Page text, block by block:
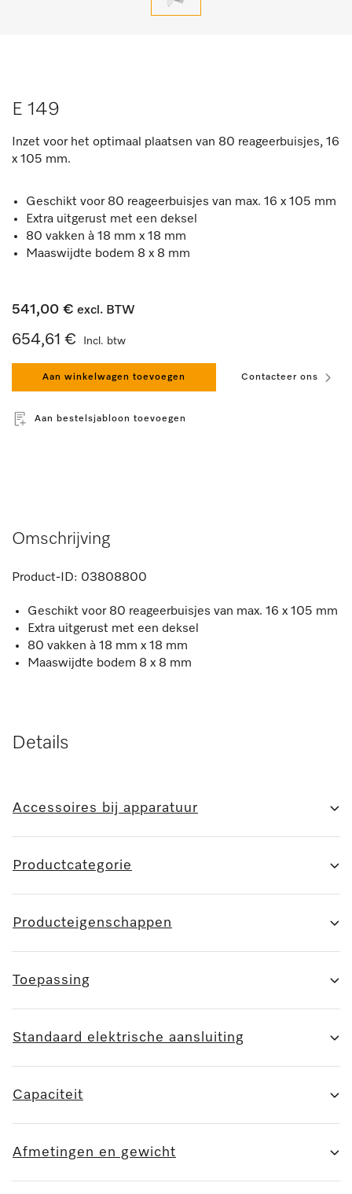
E 149
Inzet voor het optimaal plaatsen van 80 reageerbuisjes, 16
x 105 mm.
Geschikt voor 80 reageerbuisjes van max. 16 x 105 mm
Extra uitgerust met een deksel
80 vakken à 18 mm x 18 mm
Maaswijdte bodem 8 x 8 mm
541,00 € excl. BTW
654,61 € Incl. btw
Aan winkelwagen toevoegen Contacteer ons
Aan bestelsjabloon toevoegen
Omschrijving
Product-ID: 03808800
Geschikt voor 80 reageerbuisjes van max. 16 x 105 mm
Extra uitgerust met een deksel
80 vakken à 18 mm x 18 mm
Maaswijdte bodem 8 x 8 mm
Details
Accessoires bij apparatuur
Productcategorie
Producteigenschappen
Toepassing
Standaard elektrische aansluiting
Capaciteit
Afmetingen en gewicht